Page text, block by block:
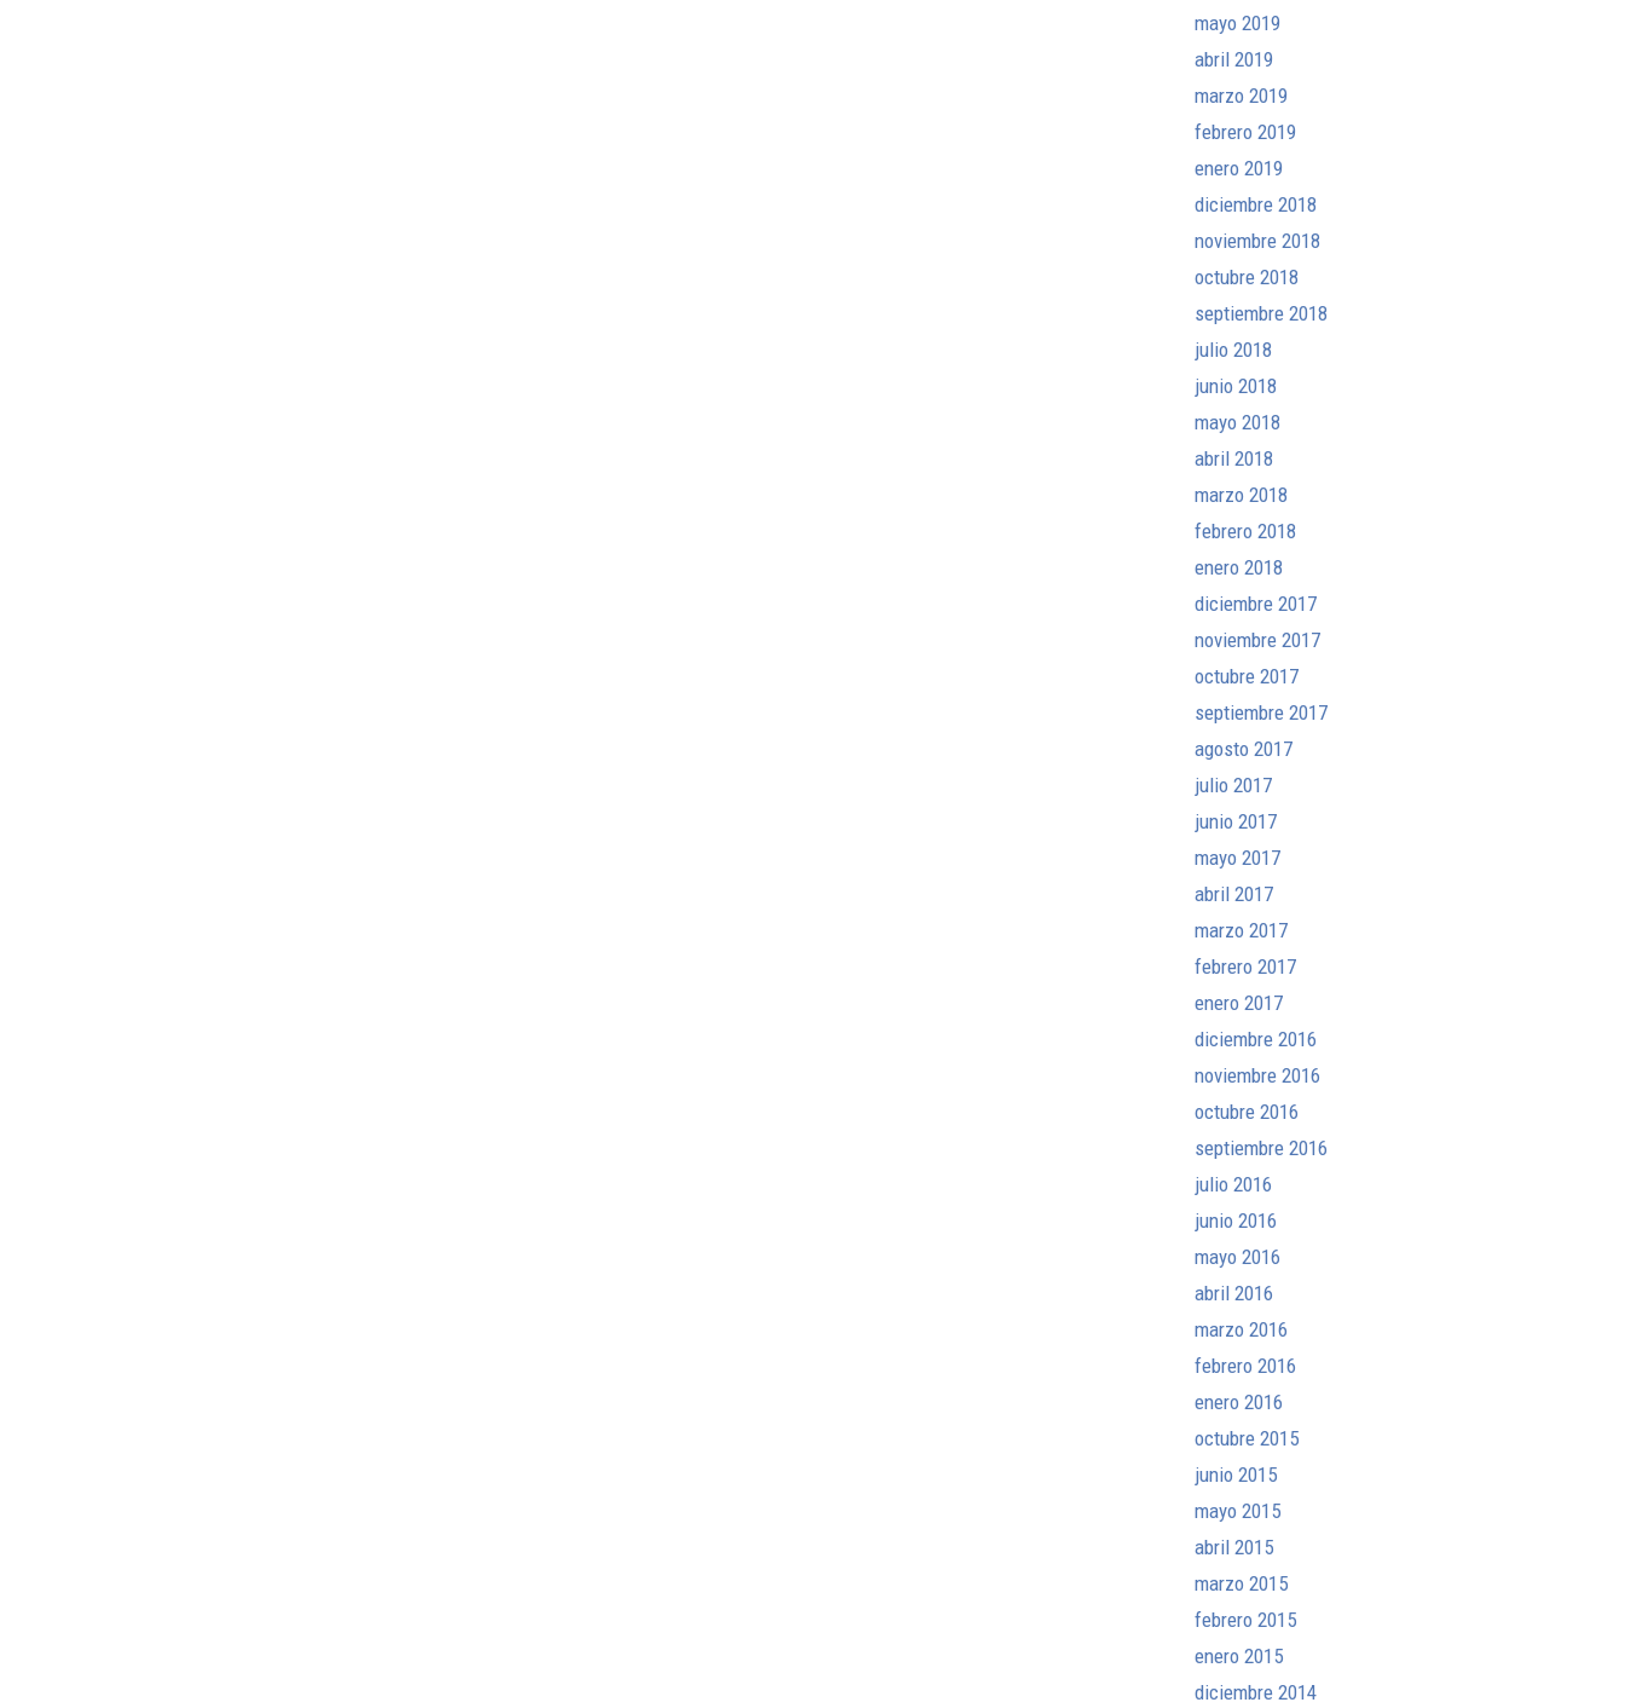
mayo 2019
abril 2019
marzo 2019
febrero 2019
enero 2019
diciembre 2018
noviembre 2018
octubre 2018
septiembre 2018
julio 2018
junio 2018
mayo 2018
abril 2018
marzo 2018
febrero 2018
enero 2018
diciembre 2017
noviembre 2017
octubre 2017
septiembre 2017
agosto 2017
julio 2017
junio 2017
mayo 2017
abril 2017
marzo 2017
febrero 2017
enero 2017
diciembre 2016
noviembre 2016
octubre 2016
septiembre 2016
julio 2016
junio 2016
mayo 2016
abril 2016
marzo 2016
febrero 2016
enero 2016
octubre 2015
junio 2015
mayo 2015
abril 2015
marzo 2015
febrero 2015
enero 2015
diciembre 2014